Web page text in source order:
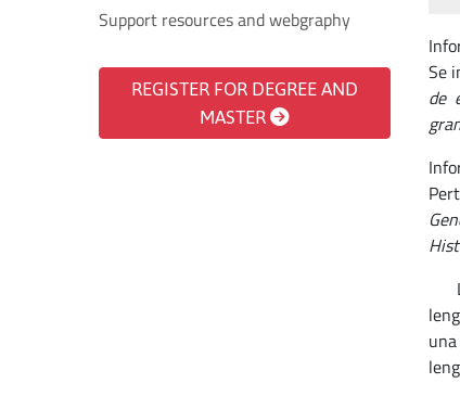
Support resources and webgraphy
REGISTER FOR DEGREE AND
MASTER
Se
de